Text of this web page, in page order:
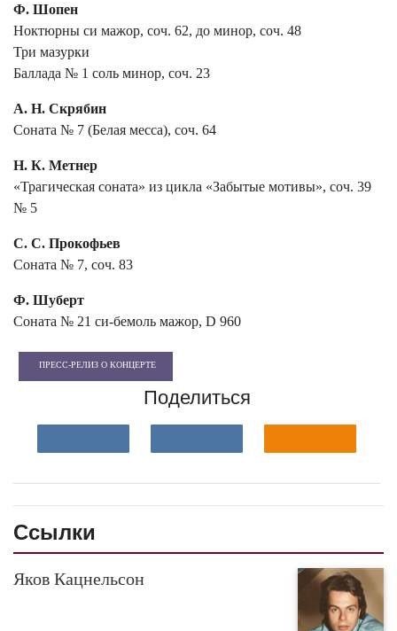
Ф. Шопен
Ноктюрны си мажор, соч. 62, до минор, соч. 48
Три мазурки
Баллада № 1 соль минор, соч. 23
А. Н. Скрябин
Соната № 7 (Белая месса), соч. 64
Н. К. Метнер
«Трагическая соната» из цикла «Забытые мотивы», соч. 39
№ 5
С. С. Прокофьев
Соната № 7, соч. 83
Ф. Шуберт
Соната № 21 си-бемоль мажор, D 960
ПРЕСС-РЕЛИЗ О КОНЦЕРТЕ
Поделиться
Ссылки
Яков Кацнельсон